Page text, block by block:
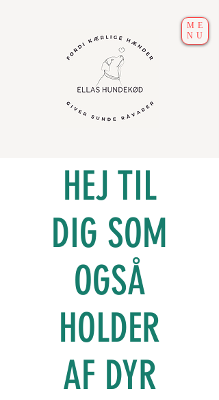
ME
NU
HEJ TIL
DIG SOM
OGSÅ
HOLDER
AF DYR